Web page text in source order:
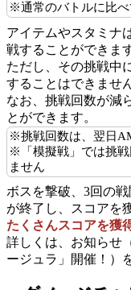
※通常のバトルに比べ
アイテムやスタミナ
戦することができま
ただし、その挑戦中
することはできませ
なお、挑戦回数が減
とができます。
※挑戦回数は、翌日
※「模擬戦」では挑戦
ません
ボスを撃破、3回の
が終了し、スコアを
たくさんスコアを獲
詳しくは、お知らせ
ージュラ」開催！）